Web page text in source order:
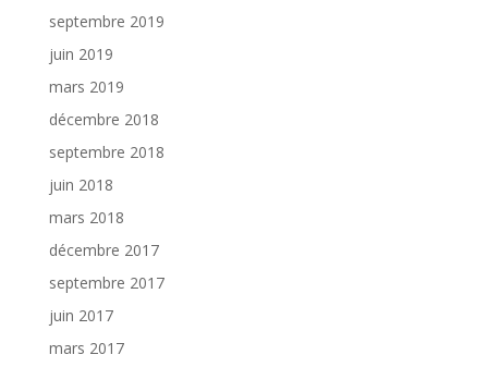
septembre 2019
juin 2019
mars 2019
décembre 2018
septembre 2018
juin 2018
mars 2018
décembre 2017
septembre 2017
juin 2017
mars 2017